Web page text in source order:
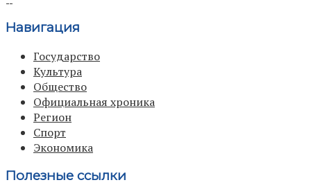
Навигация
Государство
Культура
Общество
Официальная хроника
Регион
Спорт
Экономика
Полезные ссылки